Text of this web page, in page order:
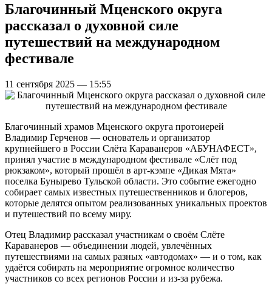
Благочинный Мценского округа
рассказал о духовной силе
путешествий на международном
фестивале
11 сентября 2025 — 15:55
Благочинный храмов Мценского округа протоиерей
Владимир Герченов — основатель и организатор
крупнейшего в России Слёта Караванеров «АБУНАФЕСТ»,
принял участие в международном фестивале «Слёт под
рюкзаком», который прошёл в арт-кэмпе «Дикая Мята»
поселка Бунырево Тульской области. Это событие ежегодно
собирает самых известных путешественников и блогеров,
которые делятся опытом реализованных уникальных проектов
и путешествий по всему миру.
Отец Владимир рассказал участникам о своём Слёте
Караванеров — объединении людей, увлечённых
путешествиями на самых разных «автодомах» — и о том, как
удаётся собирать на мероприятие огромное количество
участников со всех регионов России и из-за рубежа.